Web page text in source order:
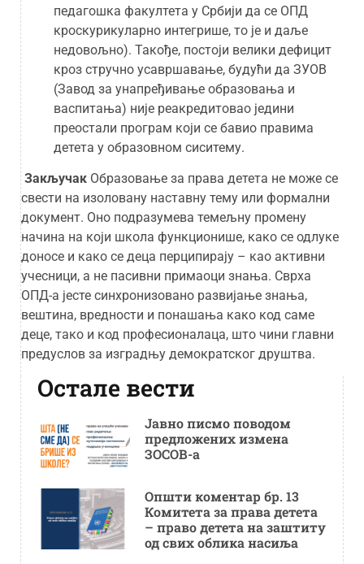
педагошка факултета у Србији да се ОПД
кроскурикуларно интегрише, то је и даље
недовољно). Такође, постоји велики дефицит
кроз стручно усавршавање, будући да ЗУОВ
(Завод за унапређивање образовања и
васпитања) није реакредитовао једини
преостали програм који се бавио правима
детета у образовном сиситему.
Закључак Образовање за права детета не може се
свести на изоловану наставну тему или формални
документ. Оно подразумева темељну промену
начина на који школа функционише, како се одлуке
доносе и како се деца перципирају – као активни
учесници, а не пасивни примаоци знања. Сврха
ОПД-а јесте синхронизовано развијање знања,
вештина, вредности и понашања како код саме
деце, тако и код професионалаца, што чини главни
предуслов за изградњу демократског друштва.
Остале вести
Јавно писмо поводом
предложених измена
ЗОСОВ-а
Општи коментар бр. 13
Комитета за права детета
– право детета на заштиту
од свих облика насиља